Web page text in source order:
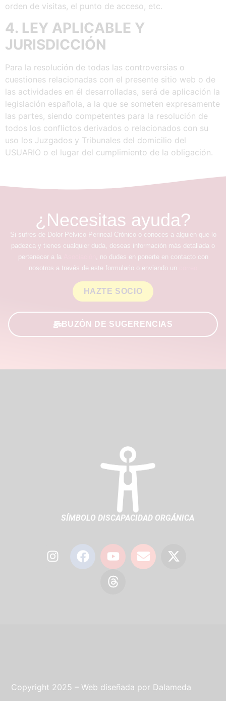
orden de visitas, el punto de acceso, etc.
4. LEY APLICABLE Y
JURISDICCIÓN
Para la resolución de todas las controversias o
cuestiones relacionadas con el presente sitio web o de
las actividades en él desarrolladas, será de aplicación la
legislación española, a la que se someten expresamente
las partes, siendo competentes para la resolución de
todos los conflictos derivados o relacionados con su
uso los Juzgados y Tribunales del domicilio del
USUARIO o el lugar del cumplimiento de la obligación.
¿Necesitas ayuda?
Si sufres de Dolor Pélvico Perineal Crónico o conoces a alguien que lo
padezca y tienes cualquier duda, deseas información más detallada o
pertenecer a la
, no dudes en ponerte en contacto con
nosotros a través de este formulario o enviando un
HAZTE SOCIO
BUZÓN DE SUGERENCIAS
SÍMBOLO DISCAPACIDAD ORGÁNICA
Copyright 2025 – Web diseñada por Dalameda